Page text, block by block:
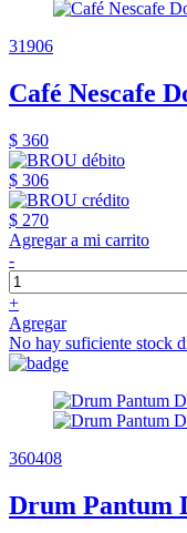
31906
Café Nescafe
$ 360
$ 306
$ 270
Agregar a mi carrito
-
+
Agregar
No hay suficiente stock
360408
Drum Pantum